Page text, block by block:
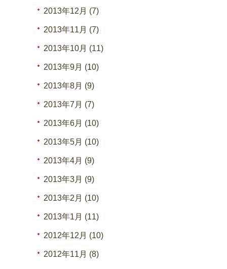
2013年12月 (7)
2013年11月 (7)
2013年10月 (11)
2013年9月 (10)
2013年8月 (9)
2013年7月 (7)
2013年6月 (10)
2013年5月 (10)
2013年4月 (9)
2013年3月 (9)
2013年2月 (10)
2013年1月 (11)
2012年12月 (10)
2012年11月 (8)